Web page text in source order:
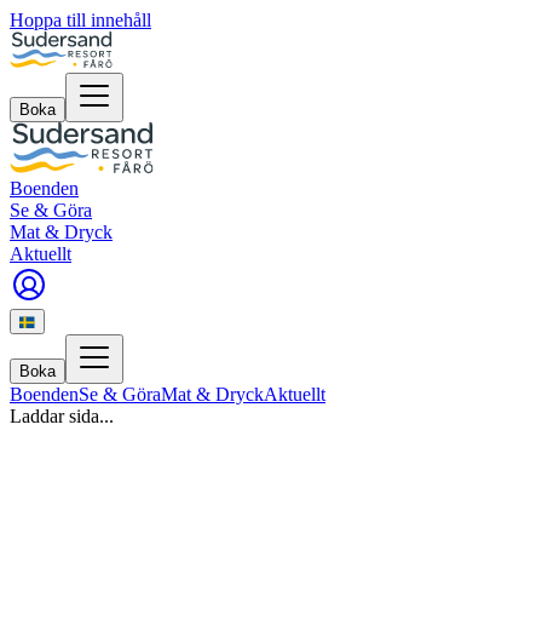
Hoppa till innehåll
Boka
Boenden
Se & Göra
Mat & Dryck
Aktuellt
Boka
BoendenSe & GöraMat & DryckAktuellt
Laddar sida...